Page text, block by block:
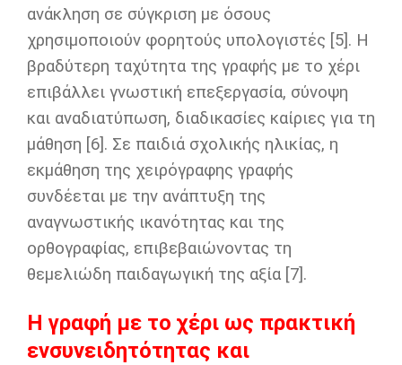
ανάκληση σε σύγκριση με όσους
χρησιμοποιούν φορητούς υπολογιστές [5]. Η
βραδύτερη ταχύτητα της γραφής με το χέρι
επιβάλλει γνωστική επεξεργασία, σύνοψη
και αναδιατύπωση, διαδικασίες καίριες για τη
μάθηση [6]. Σε παιδιά σχολικής ηλικίας, η
εκμάθηση της χειρόγραφης γραφής
συνδέεται με την ανάπτυξη της
αναγνωστικής ικανότητας και της
ορθογραφίας, επιβεβαιώνοντας τη
θεμελιώδη παιδαγωγική της αξία [7].
Η γραφή με το χέρι ως πρακτική
ενσυνειδητότητας και